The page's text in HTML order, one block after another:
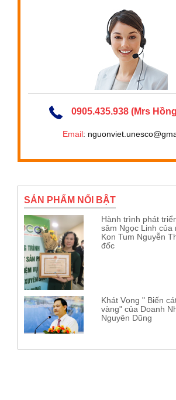
0905.435.938 (Mrs
Email:
SẢN PHẨM NỔI BẬT
Hành trình phát
sâm Ngọc Linh của
Kon Tum Nguyễn
đốc
Khát Vọng " Biến
vàng" của Doanh
Nguyên Dũng